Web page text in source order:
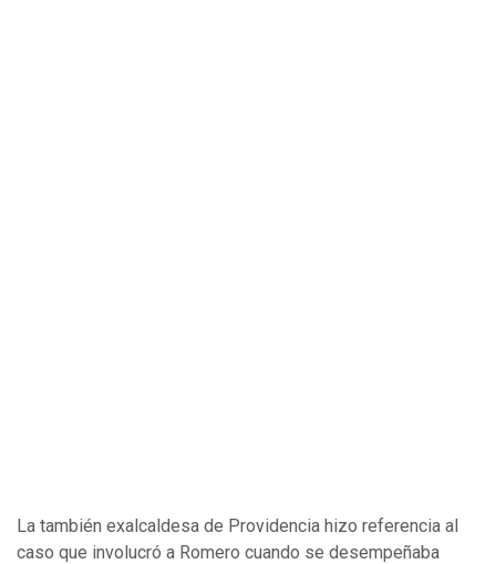
La también exalcaldesa de Providencia hizo referencia al
caso que involucró a Romero cuando se desempeñaba